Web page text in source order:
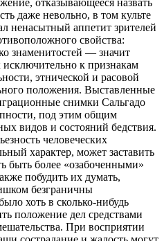
даже невольно, в том культе
ненасытный аппетит зрителей
свойства:
знаменитостей — значит
исключительно к признакам
этнической и расовой
положения. Выставленные
снимки Сальгадо
под этим общим
видов и состояний бедствия.
человеческих
характер, может заставить
быть более «озабоченными»
побудить их думать,
безграничны
хоть в сколько-нибудь
положение дел средствами
При восприятии